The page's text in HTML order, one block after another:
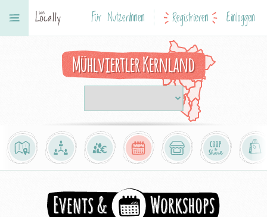
Für NutzerInnen Registrieren Einloggen
Mühlviertler Kernland